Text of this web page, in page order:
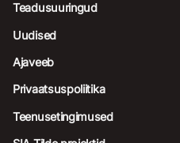
Teadusuuringud
Uudised
Ajaveeb
Privaatsuspoliitika
Teenusetingimused